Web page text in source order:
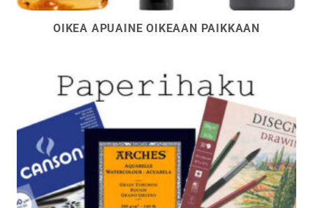
OIKEA APUAINE OIKEAAN PAIKKAAN